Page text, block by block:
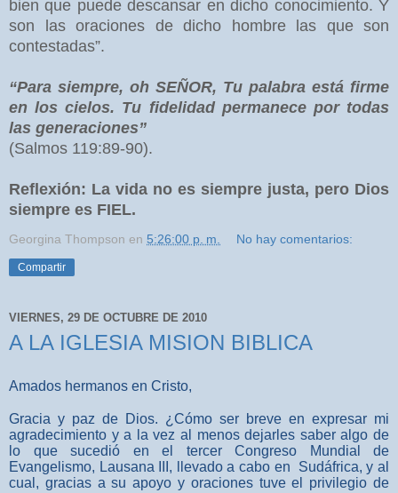
bien que puede descansar en dicho conocimiento. Y
son las oraciones de dicho hombre las que son
contestadas”.
“Para siempre, oh SEÑOR, Tu palabra está firme
en los cielos. Tu fidelidad permanece por todas
las generaciones”
(Salmos 119:89-90).
Reflexión: La vida no es siempre justa, pero Dios
siempre es FIEL.
Georgina Thompson en 5:26:00 p. m. No hay comentarios:
Compartir
VIERNES, 29 DE OCTUBRE DE 2010
A LA IGLESIA MISION BIBLICA
Amados hermanos en Cristo,
Gracia y paz de Dios. ¿Cómo ser breve en expresar mi
agradecimiento y a la vez al menos dejarles saber algo de
lo que sucedió en el tercer Congreso Mundial de
Evangelismo, Lausana III, llevado a cabo en Sudáfrica, y al
cual, gracias a su apoyo y oraciones tuve el privilegio de